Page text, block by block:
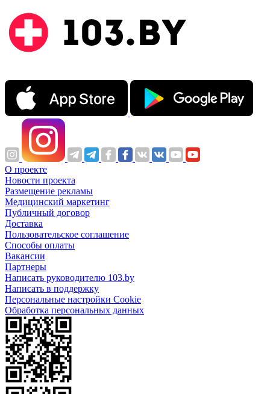
О проекте
Новости проекта
Размещение рекламы
Медицинский маркетинг
Публичный договор
Доставка
Пользовательское соглашение
Способы оплаты
Вакансии
Партнеры
Написать руководителю 103.by
Написать в поддержку
Персональные настройки Cookie
Обработка персональных данных